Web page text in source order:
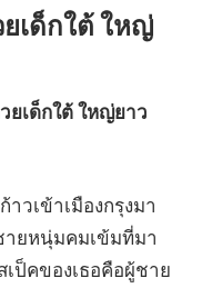
ยเด็กใต้ ใหญ่
ยเด็กใต้ ใหญ่ยาว
วเข้าเมืองกรุงมา
ายหนุ่มคมเข้มที่มา
ป็คของเธอคือผู้ชาย